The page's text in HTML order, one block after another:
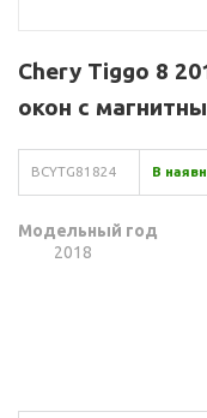
Chery Tiggo 8
окон с
BCYTG81824 В
Модельный год
2018